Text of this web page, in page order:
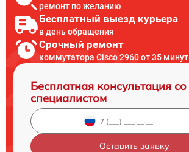
ремонт по желанию
Бесплатный выезд курьера
в день обращения
Срочный ремонт
коммутатора Cisco 2960 от 35 минут
Бесплатная консультация со
специалистом
Оставить заявку